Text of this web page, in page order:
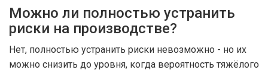
Можно ли полностью устранить
риски на производстве?
Нет, полностью устранить риски невозможно - но их
можно снизить до уровня, когда вероятность тяжёлого